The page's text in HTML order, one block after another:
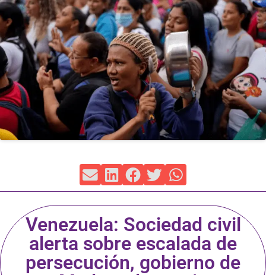
Venezuela: Sociedad civil
alerta sobre escalada de
persecución, gobierno de